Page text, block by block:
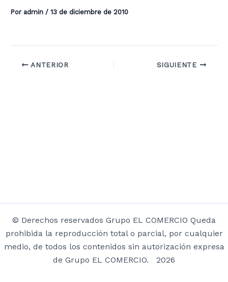
Por admin / 13 de diciembre de 2010
ANTERIOR SIGUIENTE
© Derechos reservados Grupo EL COMERCIO Queda
prohibida la reproducción total o parcial, por cualquier
medio, de todos los contenidos sin autorización expresa
de Grupo EL COMERCIO. 2026